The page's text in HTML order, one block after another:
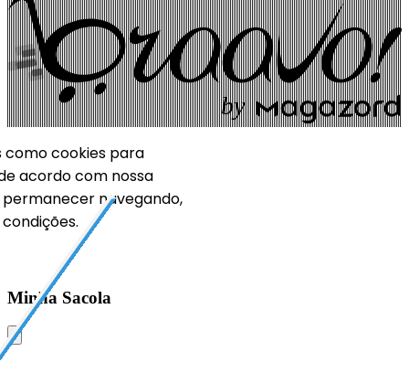
by
como cookies para
acordo com nossa
permanecer navegando,
Minha Sacola